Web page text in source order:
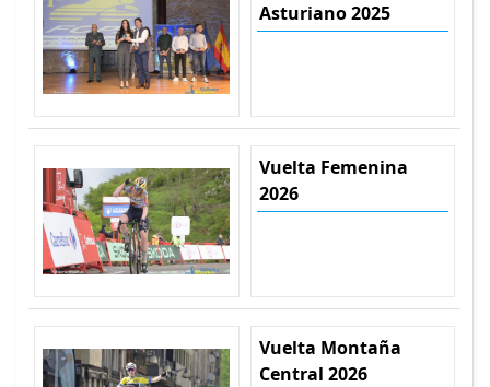
Asturiano 2025
Vuelta Femenina
2026
Vuelta Montaña
Central 2026